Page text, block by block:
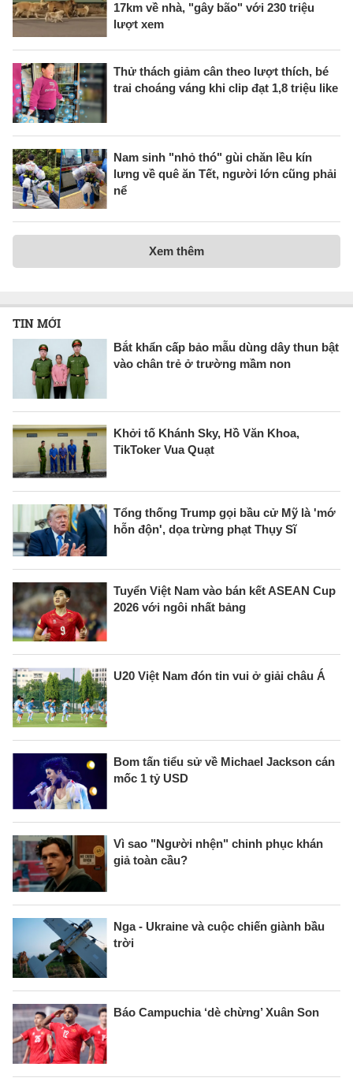
17km về nhà, "gây bão" với 230 triệu
lượt xem
Thử thách giảm cân theo lượt thích, bé
trai choáng váng khi clip đạt 1,8 triệu like
Nam sinh "nhỏ thó" gùi chăn lều kín
lưng về quê ăn Tết, người lớn cũng phải
nể
Xem thêm
TIN MỚI
Bắt khẩn cấp bảo mẫu dùng dây thun bật
vào chân trẻ ở trường mầm non
Khởi tố Khánh Sky, Hồ Văn Khoa,
TikToker Vua Quạt
Tổng thống Trump gọi bầu cử Mỹ là 'mớ
hỗn độn', dọa trừng phạt Thụy Sĩ
Tuyển Việt Nam vào bán kết ASEAN Cup
2026 với ngôi nhất bảng
U20 Việt Nam đón tin vui ở giải châu Á
Bom tấn tiểu sử về Michael Jackson cán
mốc 1 tỷ USD
Vì sao "Người nhện" chinh phục khán
giả toàn cầu?
Nga - Ukraine và cuộc chiến giành bầu
trời
Báo Campuchia ‘dè chừng’ Xuân Son